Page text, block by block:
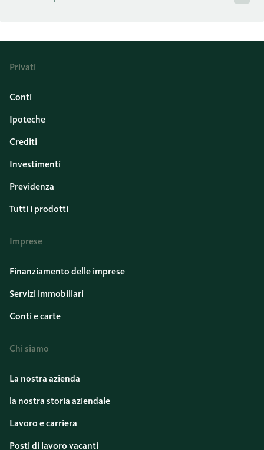
Privati
Conti
Ipoteche
Crediti
Investimenti
Previdenza
Tutti i prodotti
Imprese
Finanziamento delle imprese
Servizi immobiliari
Conti e carte
Chi siamo
La nostra azienda
la nostra storia aziendale
Lavoro e carriera
Posti di lavoro vacanti